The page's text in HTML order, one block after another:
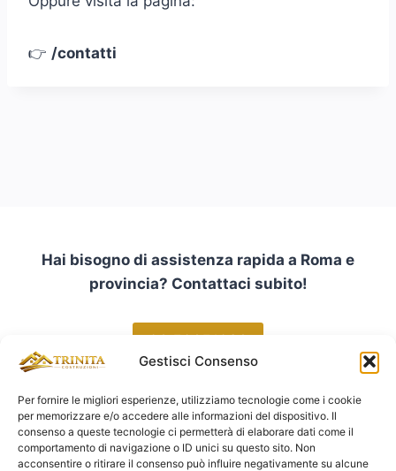
Gestisci Consenso
Per fornire le migliori esperienze, utilizziamo tecnologie come i cookie
per memorizzare e/o accedere alle informazioni del dispositivo. Il
consenso a queste tecnologie ci permetterà di elaborare dati come il
comportamento di navigazione o ID unici su questo sito. Non
acconsentire o ritirare il consenso può influire negativamente su alcune
👉 /contatti
Hai bisogno di assistenza rapida a Roma e
provincia? Contattaci subito!
06 50651036